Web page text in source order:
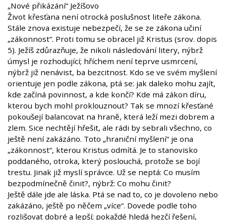
„Nové přikázání“ Ježíšovo
Život křesťana není otrocká poslušnost liteře zákona.
Stále znova existuje nebezpečí, že se ze zákona učiní
„zákonnost“. Proti tomu se obracel již Kristus (srov. dopis
5). Ježíš zdůrazňuje, že nikoli následování litery, nýbrž
úmysl je rozhodující; hříchem není teprve usmrcení,
nýbrž již nenávist, ba bezcitnost. Kdo se ve svém myšlení
orientuje jen podle zákona, ptá se: jak daleko mohu zajít,
kde začíná povinnost, a kde končí? Kde má zákon díru,
kterou bych mohl proklouznout? Tak se mnozí křesťané
pokoušejí balancovat na hraně, která leží mezi dobrem a
zlem. Sice nechtějí hřešit, ale rádi by sebrali všechno, co
ještě není zakázáno. Toto „hraniční myšlení“ je ona
„zákonnost“, kterou Kristus odmítá. Je to stanovisko
poddaného, otroka, který poslouchá, protože se bojí
trestu. Jinak již myslí správce. Už se neptá: Co musím
bezpodmínečně činit?, nýbrž: Co mohu činit?
Ještě dále jde ale láska. Ptá se nad to, co je dovoleno nebo
zakázáno, ještě po něčem „více“. Dovede podle toho
rozlišovat dobré a lepší; pokaždé hledá hezčí řešení,